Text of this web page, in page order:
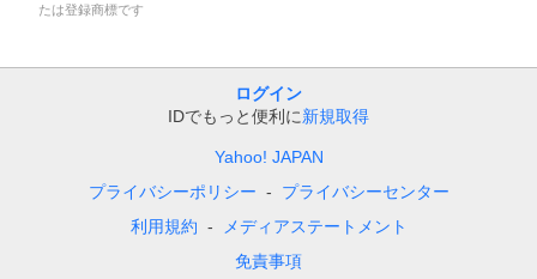
たは登録商標です
ログイン
IDでもっと便利に新規取得
Yahoo! JAPAN
プライバシーポリシー
プライバシーセンター
利用規約
メディアステートメント
免責事項